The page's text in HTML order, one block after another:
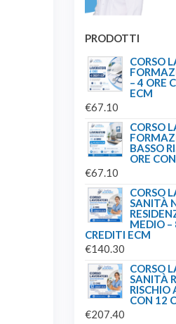
PRODOTTI
CORSO
– 4 ORE
ECM
€67.10
CORSO
BASSO
ORE
€67.10
CORSO
SANITÀ
MEDIO –
CREDITI ECM
€140.30
CORSO
SANITÀ
RISCHIO
CON 12
€207.40